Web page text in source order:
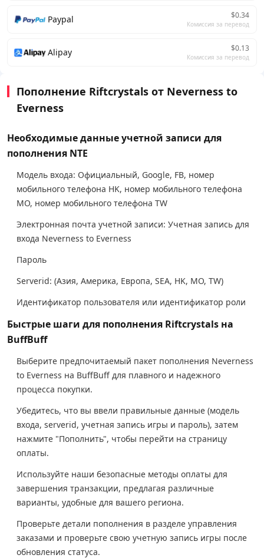
Paypal $0.34
Комиссия за перевод
Alipay $0.13
Комиссия за перевод
Пополнение Riftcrystals от Neverness to
Everness
Необходимые данные учетной записи для
пополнения NTE
Модель входа: Официальный, Google, FB, номер
мобильного телефона HK, номер мобильного телефона
MO, номер мобильного телефона TW
Электронная почта учетной записи: Учетная запись для
входа Neverness to Everness
Пароль
Serverid: (Азия, Америка, Европа, SEA, HK, MO, TW)
Идентификатор пользователя или идентификатор роли
Быстрые шаги для пополнения Riftcrystals на
BuffBuff
Выберите предпочитаемый пакет пополнения Neverness
to Everness на BuffBuff для плавного и надежного
процесса покупки.
Убедитесь, что вы ввели правильные данные (модель
входа, serverid, учетная запись игры и пароль), затем
нажмите "Пополнить", чтобы перейти на страницу
оплаты.
Используйте наши безопасные методы оплаты для
завершения транзакции, предлагая различные
варианты, удобные для вашего региона.
Проверьте детали пополнения в разделе управления
заказами и проверьте свою учетную запись игры после
обновления статуса.